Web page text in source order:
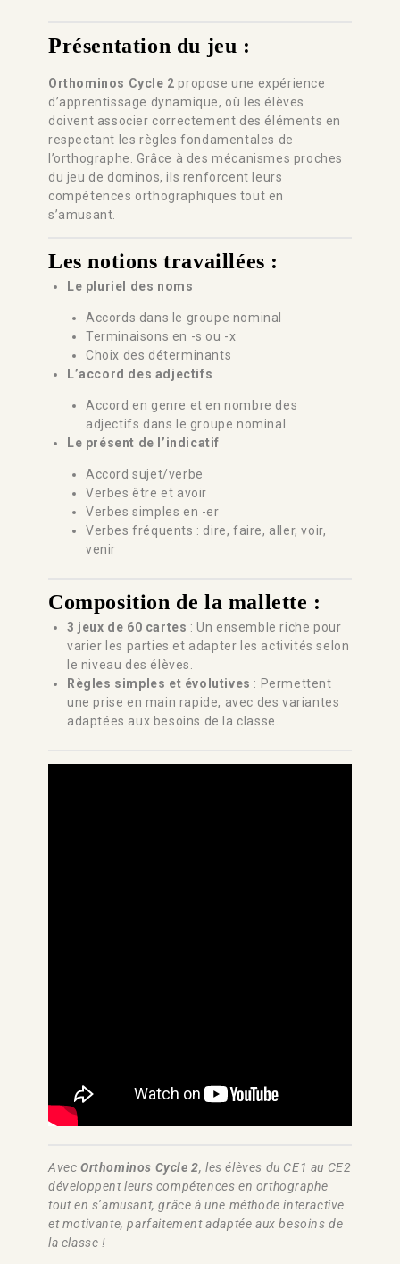
Présentation du jeu :
Orthominos Cycle 2 propose une expérience
d’apprentissage dynamique, où les élèves
doivent associer correctement des éléments en
respectant les règles fondamentales de
l’orthographe. Grâce à des mécanismes proches
du jeu de dominos, ils renforcent leurs
compétences orthographiques tout en
s’amusant.
Les notions travaillées :
Le pluriel des noms
Accords dans le groupe nominal
Terminaisons en -s ou -x
Choix des déterminants
L’accord des adjectifs
Accord en genre et en nombre des
adjectifs dans le groupe nominal
Le présent de l’indicatif
Accord sujet/verbe
Verbes être et avoir
Verbes simples en -er
Verbes fréquents : dire, faire, aller, voir,
venir
Composition de la mallette :
3 jeux de 60 cartes : Un ensemble riche pour
varier les parties et adapter les activités selon
le niveau des élèves.
Règles simples et évolutives : Permettent
une prise en main rapide, avec des variantes
adaptées aux besoins de la classe.
Avec Orthominos Cycle 2, les élèves du CE1 au CE2
développent leurs compétences en orthographe
tout en s’amusant, grâce à une méthode interactive
et motivante, parfaitement adaptée aux besoins de
la classe !